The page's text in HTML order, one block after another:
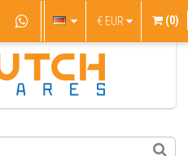
€ EUR (0)